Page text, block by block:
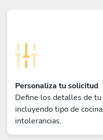
Personaliza tu solicitud
Define los detalles de
incluyendo tipo de
intolerancias.